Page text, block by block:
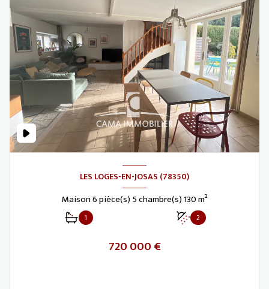
LES LOGES-EN-JOSAS (78350)
Maison 6 pièce(s) 5 chambre(s) 130 m²
1 2
720 000 €